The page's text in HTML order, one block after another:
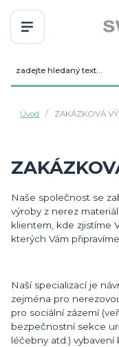
Úvod ZAKÁZKOVÁ
Naše společnost se
výroby z nerez
klientem, kde zjistíme
kterých Vám
Naší specializací je
zejména pro
pro sociální zázemí
bezpečnostní sekce
léčebny atd.)